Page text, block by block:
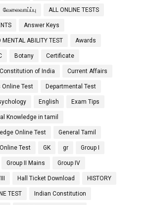
வேலைவாய்ப்பு ALL ONLINE TESTS
Answer Keys
MENTAL ABILITY TEST Awards
Botany Certificate
Constitution of India Current Affairs
Online Test Departmental Test
English Exam Tips
Knowledge in tamil
Online Test General Tamil
Test GK gr Group I
Group II Mains Group IV
Hall Ticket Download HISTORY
TEST Indian Constitution